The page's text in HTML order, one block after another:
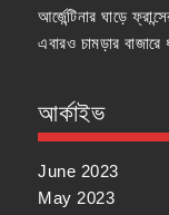
আর্জেন্টিনার ঘাড়ে
এবারও চামড়ার বাজারে
আর্কাইভ
June 2023
May 2023